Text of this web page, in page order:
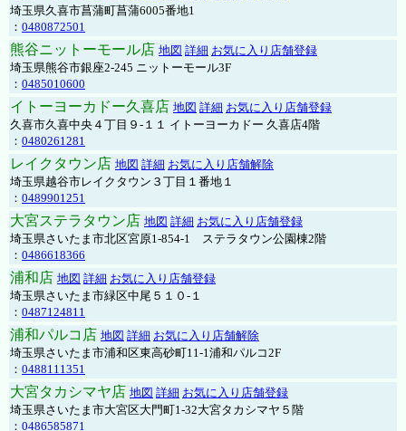
埼玉県久喜市菖蒲町菖蒲6005番地1
： 0480872501
熊谷ニットーモール店 地図 詳細 お気に入り店舗登録
埼玉県熊谷市銀座2-245 ニットーモール3F
： 0485010600
イトーヨーカドー久喜店 地図 詳細 お気に入り店舗登録
久喜市久喜中央４丁目９-１１ イトーヨーカドー 久喜店4階
： 0480261281
レイクタウン店 地図 詳細 お気に入り店舗解除
埼玉県越谷市レイクタウン３丁目１番地１
： 0489901251
大宮ステラタウン店 地図 詳細 お気に入り店舗登録
埼玉県さいたま市北区宮原1-854-1 ステラタウン公園棟2階
： 0486618366
浦和店 地図 詳細 お気に入り店舗登録
埼玉県さいたま市緑区中尾５１０-１
： 0487124811
浦和パルコ店 地図 詳細 お気に入り店舗解除
埼玉県さいたま市浦和区東高砂町11-1浦和パルコ2F
： 0488111351
大宮タカシマヤ店 地図 詳細 お気に入り店舗登録
埼玉県さいたま市大宮区大門町1-32大宮タカシマヤ５階
： 0486585871